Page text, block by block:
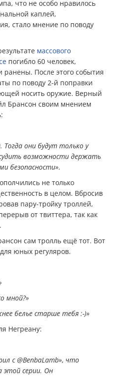
что не особо нравилось
каплей,
стало мнение по поводу
массового
погибло 60 человек,
ранены. После этого события
по поводу 2-й поправки
носить оружие. Верный
Брансон своим мнением
они будут только у
возможности держать
безопасности».
не только
в целом. Вбросив
пару-тройку троллей,
от твиттера, так как
сам тролль ещё тот. Вот
юных регуляров.
мной?»
белье старше тебя :-)»
Негреану:
с @BenbaLamb», что
этой серии. Он